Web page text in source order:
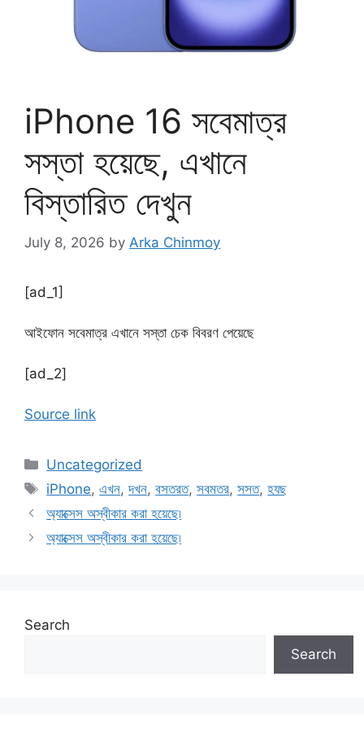
iPhone 16 সবেমাত্র
সস্তা হয়েছে, এখানে
বিস্তারিত দেখুন
July 8, 2026 by Arka Chinmoy
[ad_1]
আইফোন সবেমাত্র এখানে সস্তা চেক বিবরণ পেয়েছে
[ad_2]
Source link
Categories
Uncategorized
Tags
iPhone,এখন,দখন,বসতরত,সবমতর,সসত,হযছ
অ্যাক্সেস অস্বীকার করা হয়েছে৷
অ্যাক্সেস অস্বীকার করা হয়েছে৷
Search
Search